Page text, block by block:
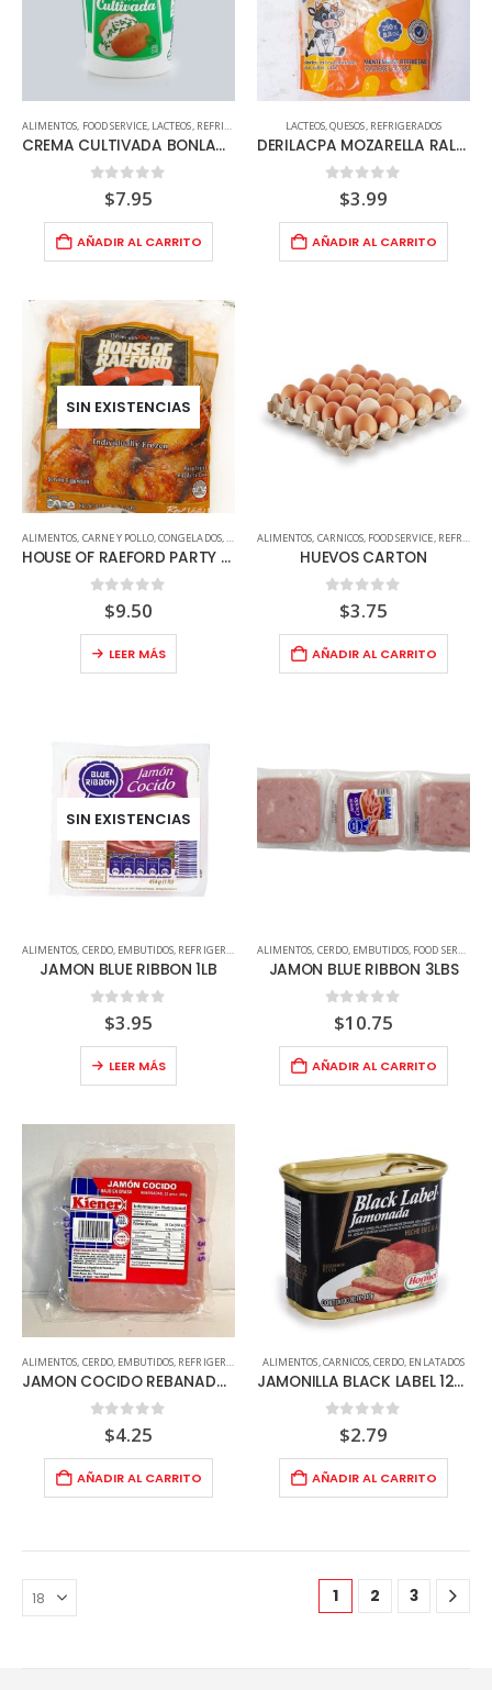
ALIMENTOS, FOOD SERVICE, LACTEOS, REFRIGERADOS
CREMA CULTIVADA BONLAC 2LBS
out of 5
$7.95
AÑADIR AL CARRITO
LACTEOS,QUESOS, REFRIGERADOS
DERILACPA MOZARELLA RALLADO 250G
out of 5
$3.99
AÑADIR AL CARRITO
SIN EXISTENCIAS
ALIMENTOS, CARNE Y POLLO,CONGELADOS,FOOD SERVICE,POLLO,REFRIGERADOS
HOUSE OF RAEFORD PARTY WINGS 5LB TRANSP
out of 5
$9.50
LEER MÁS
ALIMENTOS, CARNICOS, FOOD SERVICE, REFRIGERADOS
HUEVOS CARTON
out of 5
$3.75
AÑADIR AL CARRITO
SIN EXISTENCIAS
ALIMENTOS, CERDO, EMBUTIDOS, REFRIGERADOS
JAMON BLUE RIBBON 1LB
out of 5
$3.95
LEER MÁS
ALIMENTOS, CERDO, EMBUTIDOS, FOOD SERVICE
JAMON BLUE RIBBON 3LBS
out of 5
$10.75
AÑADIR AL CARRITO
ALIMENTOS, CERDO, EMBUTIDOS, REFRIGERADOS
JAMON COCIDO REBANADO KIENER 400G
out of 5
$4.25
AÑADIR AL CARRITO
ALIMENTOS,CARNICOS,CERDO, ENLATADOS
JAMONILLA BLACK LABEL 12OZ
out of 5
$2.79
AÑADIR AL CARRITO
1 2 3